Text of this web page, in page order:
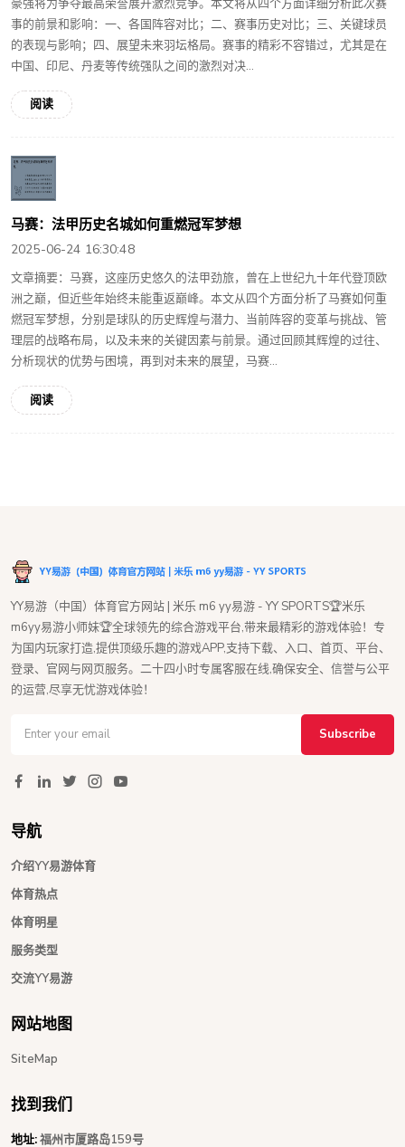
豪强将为争夺最高荣誉展开激烈竞争。本文将从四个方面详细分析此次赛
事的前景和影响：一、各国阵容对比；二、赛事历史对比；三、关键球员
的表现与影响；四、展望未来羽坛格局。赛事的精彩不容错过，尤其是在
中国、印尼、丹麦等传统强队之间的激烈对决...
阅读
马赛：法甲历史名城如何重燃冠军梦想
2025-06-24 16:30:48
文章摘要：马赛，这座历史悠久的法甲劲旅，曾在上世纪九十年代登顶欧
洲之巅，但近些年始终未能重返巅峰。本文从四个方面分析了马赛如何重
燃冠军梦想，分别是球队的历史辉煌与潜力、当前阵容的变革与挑战、管
理层的战略布局，以及未来的关键因素与前景。通过回顾其辉煌的过往、
分析现状的优势与困境，再到对未来的展望，马赛...
阅读
YY易游（中国）体育官方网站 | 米乐 m6 yy易游 - YY SPORTS🏆米乐
m6yy易游小师妹🏆全球领先的综合游戏平台,带来最精彩的游戏体验！专
为国内玩家打造,提供顶级乐趣的游戏APP,支持下载、入口、首页、平台、
登录、官网与网页服务。二十四小时专属客服在线,确保安全、信誉与公平
的运营,尽享无忧游戏体验！
Subscribe
导航
介绍YY易游体育
体育热点
体育明星
服务类型
交流YY易游
网站地图
SiteMap
找到我们
地址:福州市厦路岛159号